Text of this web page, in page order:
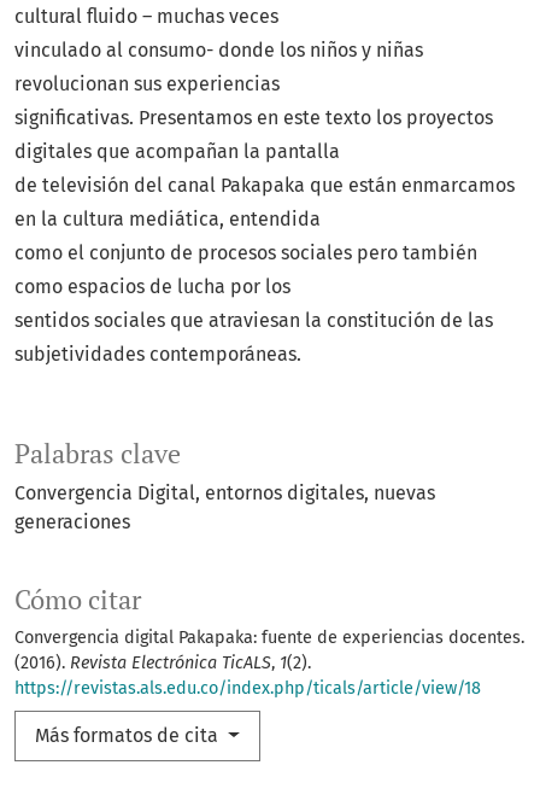
Palabras clave
Convergencia Digital entornos digitales nuevas
generaciones
Cómo citar
Convergencia digital Pakapaka: fuente de experiencias docentes.
(2016). Revista Electrónica TicALS, 1(2).
https://revistas.als.edu.co/index.php/ticals/article/view/18
Más formatos de cita
cultural fluido – muchas veces
vinculado al consumo- donde los niños y niñas
revolucionan sus experiencias
significativas. Presentamos en este texto los proyectos
digitales que acompañan la pantalla
de televisión del canal Pakapaka que están enmarcamos
en la cultura mediática, entendida
como el conjunto de procesos sociales pero también
como espacios de lucha por los
sentidos sociales que atraviesan la constitución de las
subjetividades contemporáneas.